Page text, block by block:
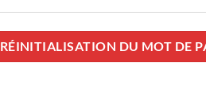
RÉINITIALISATION DU MOT DE